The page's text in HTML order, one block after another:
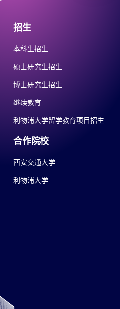
招生
本科生招生
硕士研究生招生
博士研究生招生
继续教育
利物浦大学留学教育项目招生
合作院校
西安交通大学
利物浦大学